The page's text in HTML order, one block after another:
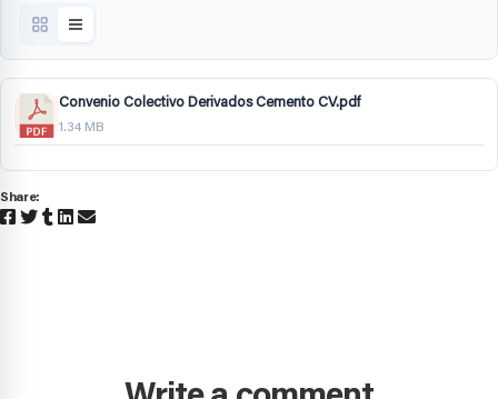
Convenio Colectivo Derivados Cemento CV.pdf
1.34 MB
Share: